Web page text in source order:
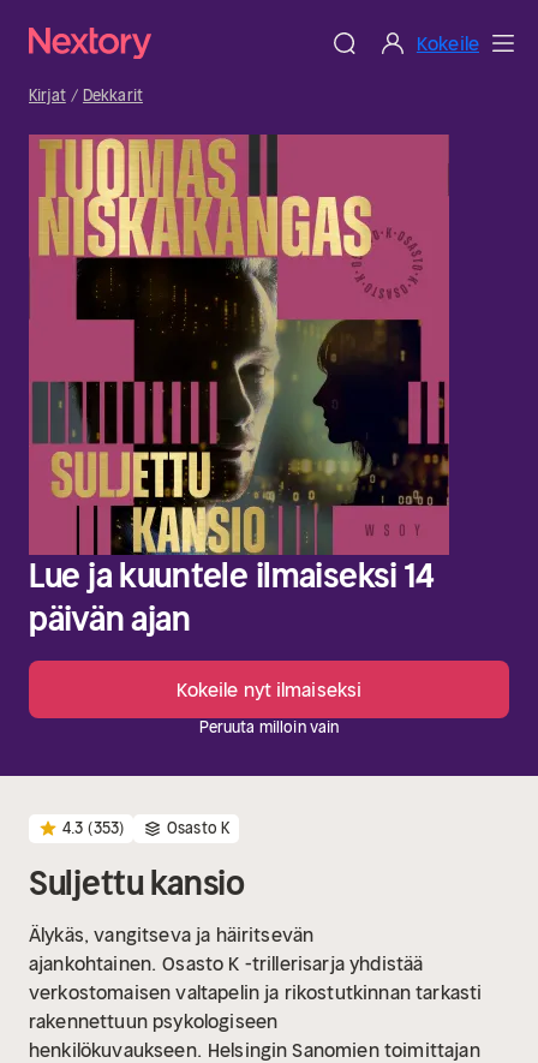
Kokeile
Kirjat Dekkarit
Lue ja kuuntele ilmaiseksi 14
päivän ajan
Kokeile nyt ilmaiseksi
Peruuta milloin vain
4.3 (353) Osasto K
Suljettu kansio
Älykäs, vangitseva ja häiritsevän
ajankohtainen. Osasto K -trillerisarja yhdistää
verkostomaisen valtapelin ja rikostutkinnan tarkasti
rakennettuun psykologiseen
henkilökuvaukseen. Helsingin Sanomien toimittajan